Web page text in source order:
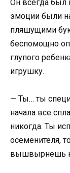
Он всегда был
эмоции были
пляшущими
беспомощно
глупого
игрушку.
— Ты… ты
начала все
никогда. Ты
осеменителя,
вышвырнешь